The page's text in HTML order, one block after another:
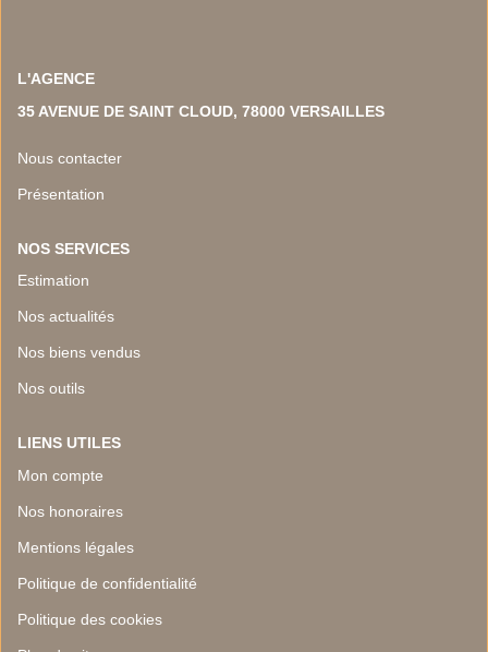
L'AGENCE
35 AVENUE DE SAINT CLOUD, 78000 VERSAILLES
Nous contacter
Présentation
NOS SERVICES
Estimation
Nos actualités
Nos biens vendus
Nos outils
LIENS UTILES
Mon compte
Nos honoraires
Mentions légales
Politique de confidentialité
Politique des cookies